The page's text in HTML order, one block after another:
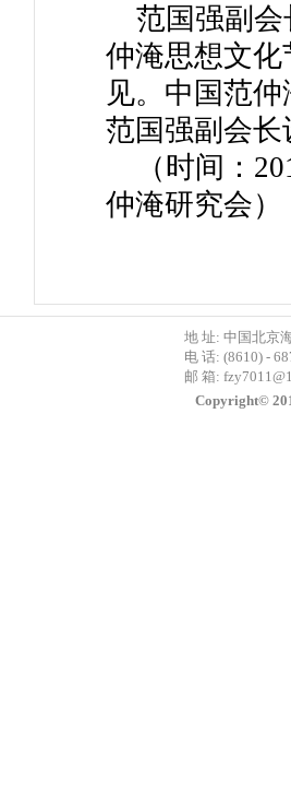
范国强副
仲淹思想文化
见。中国范
范国强副会
（时间：
仲淹研究会）
地 址: 中国北京
电 话: (8610) -
邮 箱:
Copyright©